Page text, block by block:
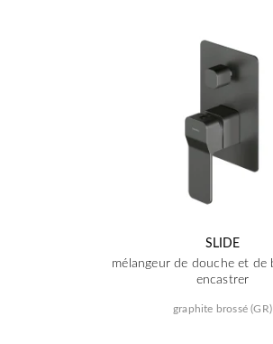
SLIDE
mélangeur de douche et de
encastrer
graphite brossé (GR)